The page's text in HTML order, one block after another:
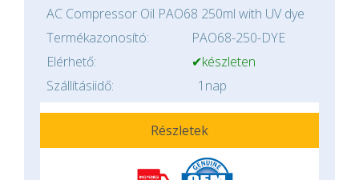
AC Compressor Oil PAO68 250ml with UV dye
Termékazonosító:
PAO68-250-DYE
Elérhető:
✔készleten
Szállításiidő:
1nap
Részletek